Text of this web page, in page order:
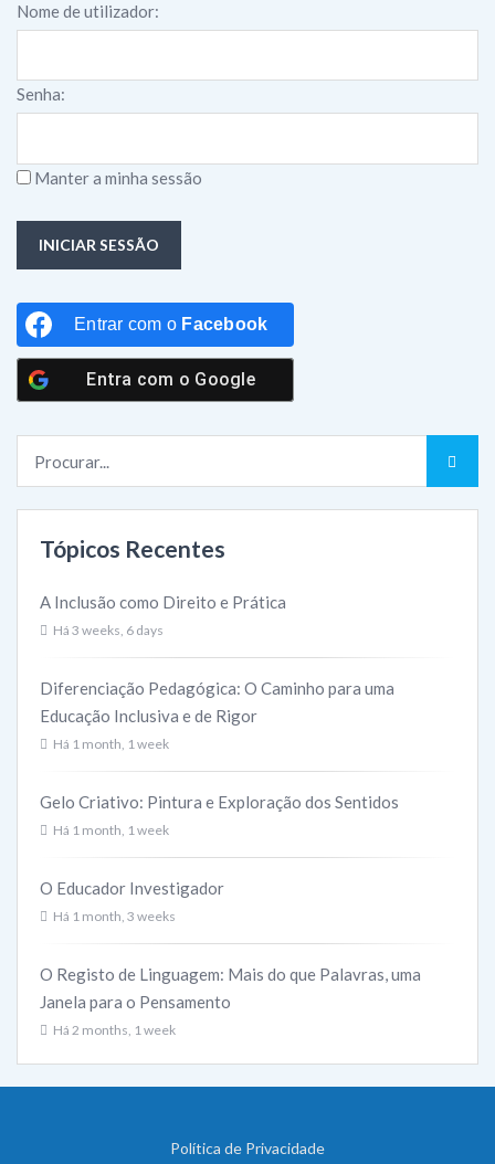
Nome de utilizador:
Senha:
Manter a minha sessão
INICIAR SESSÃO
Entrar com o Facebook
Entra com o Google
Tópicos Recentes
A Inclusão como Direito e Prática
Há 3 weeks, 6 days
Diferenciação Pedagógica: O Caminho para uma
Educação Inclusiva e de Rigor
Há 1 month, 1 week
Gelo Criativo: Pintura e Exploração dos Sentidos
Há 1 month, 1 week
O Educador Investigador
Há 1 month, 3 weeks
O Registo de Linguagem: Mais do que Palavras, uma
Janela para o Pensamento
Há 2 months, 1 week
Política de Privacidade